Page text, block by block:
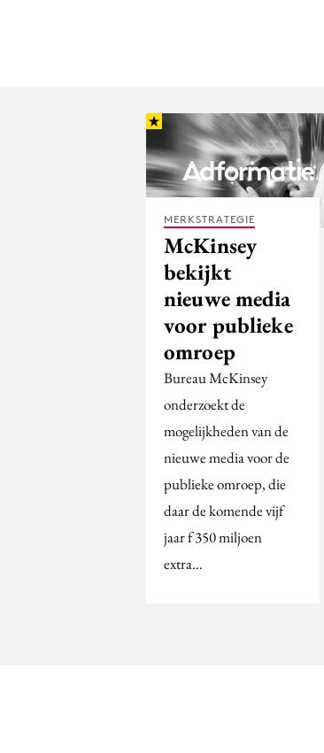
MERKSTRATEGIE
McKinsey
bekijkt
nieuwe media
voor publieke
omroep
Bureau McKinsey
onderzoekt de
mogelijkheden van de
nieuwe media voor de
publieke omroep, die
daar de komende vijf
jaar f 350 miljoen
extra…